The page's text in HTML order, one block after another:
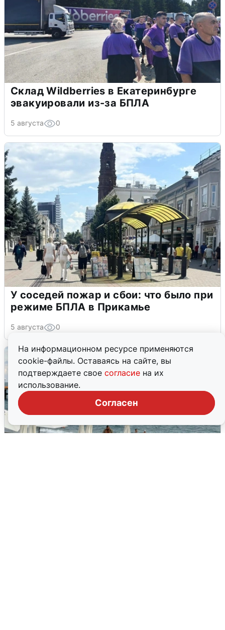
На информационном ресурсе применяются
cookie-файлы. Оставаясь на сайте, вы
подтверждаете свое согласие на их
использование.
Согласен
Склад Wildberries в Екатеринбурге
эвакуировали из-за БПЛА
5 августа 0
У соседей пожар и сбои: что было при
режиме БПЛА в Прикамье
5 августа 0